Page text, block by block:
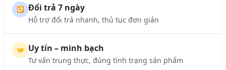
🔁 Đổi trả 7 ngày
Hỗ trợ đổi trả nhanh, thủ tục đơn giản
🤝 Uy tín – minh bạch
Tư vấn trung thực, đúng tình trạng sản phẩm